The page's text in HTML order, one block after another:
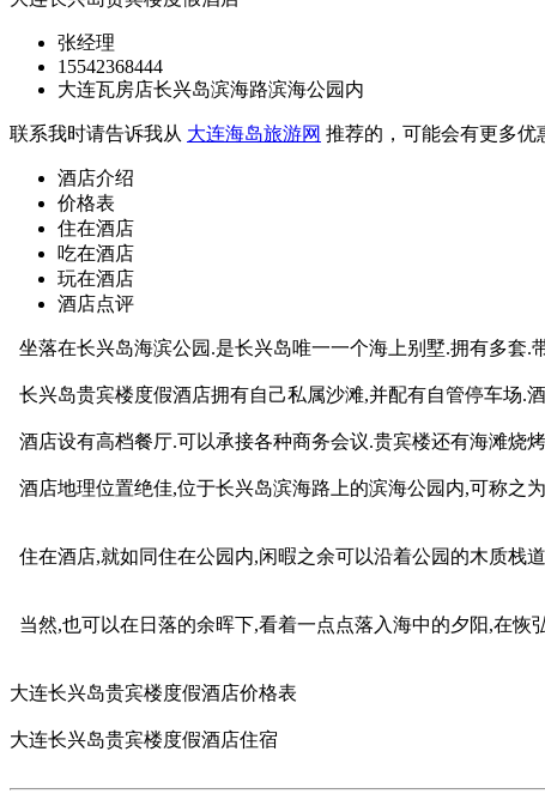
张经理
15542368444
大连瓦房店长兴岛滨海路滨海公园内
联系我时请告诉我从 大连海岛旅游网 推荐的，可能会有更多优
酒店介绍
价格表
住在酒店
吃在酒店
玩在酒店
酒店点评
坐落在长兴岛海滨公园.是长兴岛唯一一个海上别墅.拥有多套
长兴岛贵宾楼度假酒店拥有自己私属沙滩,并配有自管停车场.
酒店设有高档餐厅.可以承接各种商务会议.贵宾楼还有海滩烧
酒店地理位置绝佳,位于长兴岛滨海路上的滨海公园内,可称之
住在酒店,就如同住在公园内,闲暇之余可以沿着公园的木质栈
当然,也可以在日落的余晖下,看着一点点落入海中的夕阳,在恢
大连长兴岛贵宾楼度假酒店价格表
大连长兴岛贵宾楼度假酒店住宿